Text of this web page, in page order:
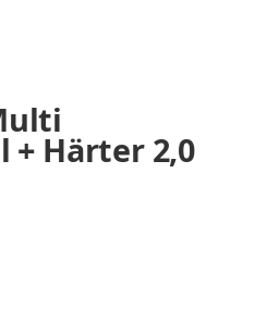
+ Härter 2,0